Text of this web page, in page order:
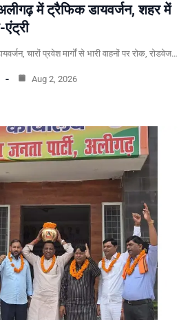
में ट्रैफिक डायवर्जन, शहर में
एंट्री
चारों प्रवेश मार्गों से भारी वाहनों पर रोक, रोडवेज…
Aug 2, 2026